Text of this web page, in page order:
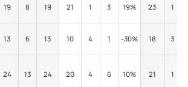
19 8 19 21 1 3 19% 23 1
13 6 13 10 4 1 -30% 18 3
24 13 24 20 4 6 10% 21 1